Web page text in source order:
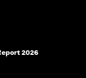
2026